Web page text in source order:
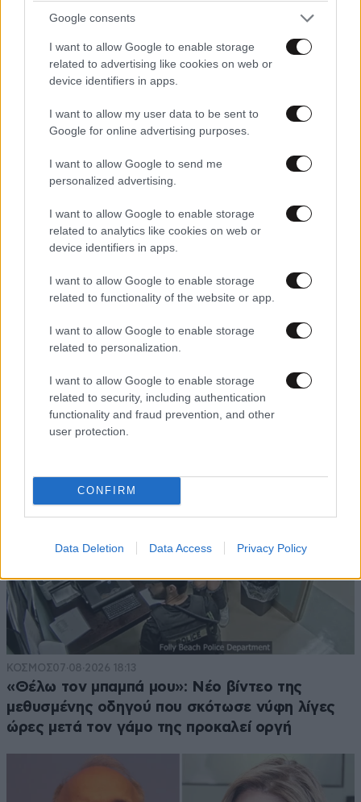
Google consents
I want to allow Google to enable storage
related to advertising like cookies on web or
device identifiers in apps.
I want to allow my user data to be sent to
Google for online advertising purposes.
I want to allow Google to send me
personalized advertising.
I want to allow Google to enable storage
related to analytics like cookies on web or
device identifiers in apps.
I want to allow Google to enable storage
related to functionality of the website or app.
I want to allow Google to enable storage
related to personalization.
I want to allow Google to enable storage
related to security, including authentication
functionality and fraud prevention, and other
user protection.
CONFIRM
Data Deletion Data Access Privacy Policy
ΑΘΛΗΤΙΚΑ07·08·2026 15:45
Η οργή για Γουόκαπ, το μέλλον του Ιωαννίδη
και τα χαμόγελα στην ΑΕΚ βλέποντας τους
ανταγωνιστές
LIFESTYLE 07·08·2026 18:48
αχαριστία των ανθρώπων του χώρου»
ΚΟΣΜΟΣ07·08·2026 18:13
«Θέλω τον μπαμπά μου»: Νέο βίντεο της
μεθυσμένης οδηγού που σκότωσε νύφη λίγες
ώρες μετά τον γάμο της προκαλεί οργή